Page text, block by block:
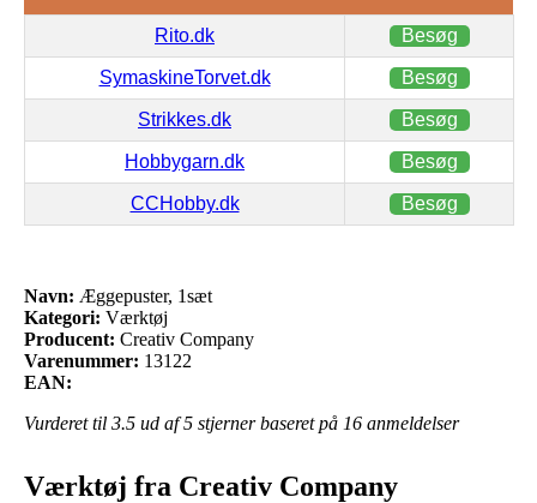
Rito.dk Besøg
SymaskineTorvet.dk Besøg
Strikkes.dk Besøg
Hobbygarn.dk Besøg
CCHobby.dk Besøg
Navn: Æggepuster, 1sæt
Kategori: Værktøj
Producent: Creativ Company
Varenummer: 13122
EAN:
Vurderet til 3.5 ud af 5 stjerner baseret på 16 anmeldelser
Værktøj fra Creativ Company